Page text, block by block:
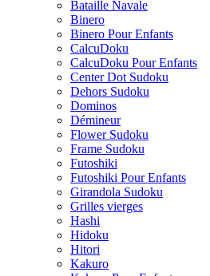
Bataille Navale
Binero
Binero Pour Enfants
CalcuDoku
CalcuDoku Pour Enfants
Center Dot Sudoku
Dehors Sudoku
Dominos
Démineur
Flower Sudoku
Frame Sudoku
Futoshiki
Futoshiki Pour Enfants
Girandola Sudoku
Grilles vierges
Hashi
Hidoku
Hitori
Kakuro